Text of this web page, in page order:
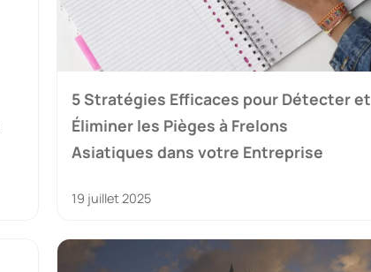
5 Stratégies Efficaces pour Détecter et
Éliminer les Pièges à Frelons
Asiatiques dans votre Entreprise
19 juillet 2025